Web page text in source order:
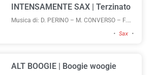
INTENSAMENTE SAX | Terzinato
Musica di: D. PERINO – M. CONVERSO – F.
• Sax •
ALT BOOGIE | Boogie woogie